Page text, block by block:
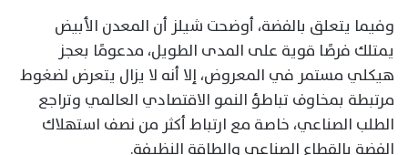
وفيما يتعلق بالفضة، أوضحت شيلز أن المعدن الأبيض
يمتلك فرصًا قوية على المدى الطويل، مدعومًا بعجز
هيكلي مستمر في المعروض، إلا أنه لا يزال يتعرض لضغوط
مرتبطة بمخاوف تباطؤ النمو الاقتصادي العالمي وتراجع
الطلب الصناعي، خاصة مع ارتباط أكثر من نصف استهلاك
الفضة بالقطاع الصناعي والطاقة النظيفة.